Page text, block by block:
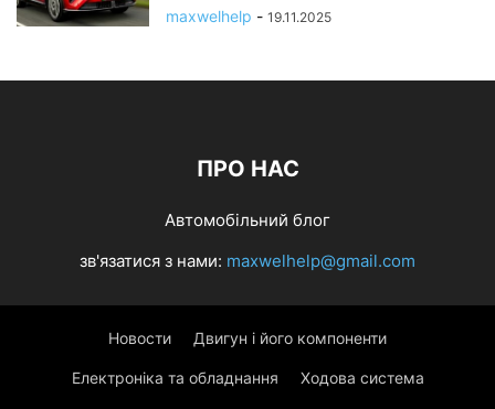
maxwelhelp - 19.11.2025
ПРО НАС
Автомобільний блог
зв'язатися з нами: maxwelhelp@gmail.com
Новости Двигун і його компоненти
Електроніка та обладнання Ходова система